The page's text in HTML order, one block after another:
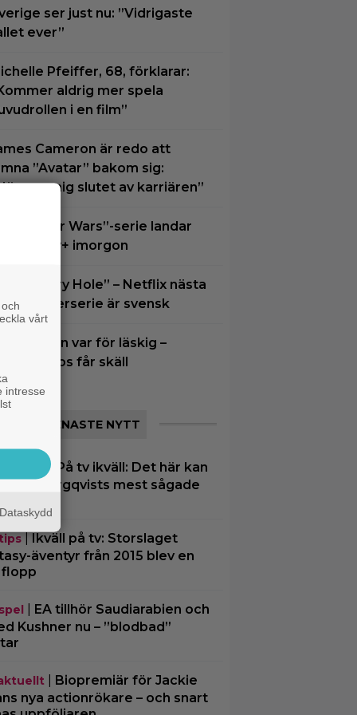
ser just nu: ”Vidrigaste
ever”
Pfeiffer, 68, förklarar:
aldrig mer spela
i en film”
Cameron är redo att
”Avatar” bakom sig:
mig slutet av karriären”
”Star Wars”-serie landar
Disney+ imorgon
”Harry Hole” – Netflix nästa
thrillerserie är svensk
var för läskig –
Bros får skäll
SENASTE NYTT
|
På tv ikväll: Det här kan
Kjell Bergqvists mest sågade
|Ikväll på tv: Storslaget
äventyr från 2015 blev en
flopp
EA tillhör Saudiarabien och
Kushner nu – ”blodbad”
| Biopremiär för Jackie
nya actionrökare – och snart
vårt
intresse
Dataskydd